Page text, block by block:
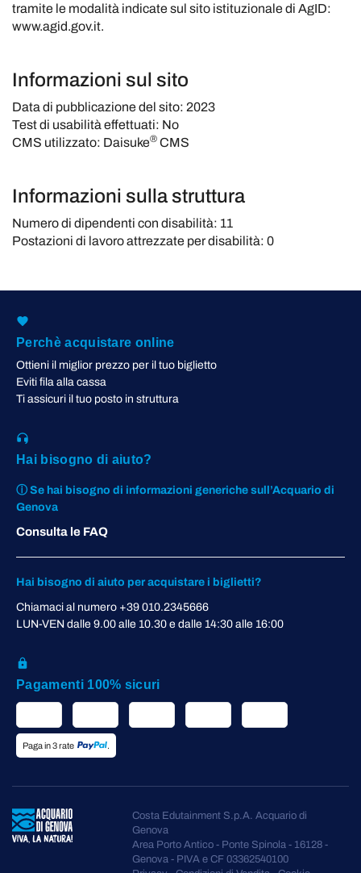
tramite le modalità indicate sul sito istituzionale di AgID:
www.agid.gov.it.
Informazioni sul sito
Data di pubblicazione del sito: 2023
Test di usabilità effettuati: No
CMS utilizzato: Daisuke® CMS
Informazioni sulla struttura
Numero di dipendenti con disabilità: 11
Postazioni di lavoro attrezzate per disabilità: 0
Perchè acquistare online
Ottieni il miglior prezzo per il tuo biglietto
Eviti fila alla cassa
Ti assicuri il tuo posto in struttura
Hai bisogno di aiuto?
ⓘ Se hai bisogno di informazioni generiche sull’Acquario di
Genova
Consulta le FAQ
Hai bisogno di aiuto per acquistare i biglietti?
Chiamaci al numero +39 010.2345666
LUN-VEN dalle 9.00 alle 10.30 e dalle 14:30 alle 16:00
Pagamenti 100% sicuri
Paga in 3 rate .
Costa Edutainment S.p.A. Acquario di
Genova
Area Porto Antico - Ponte Spinola - 16128 -
Genova - PIVA e CF 03362540100